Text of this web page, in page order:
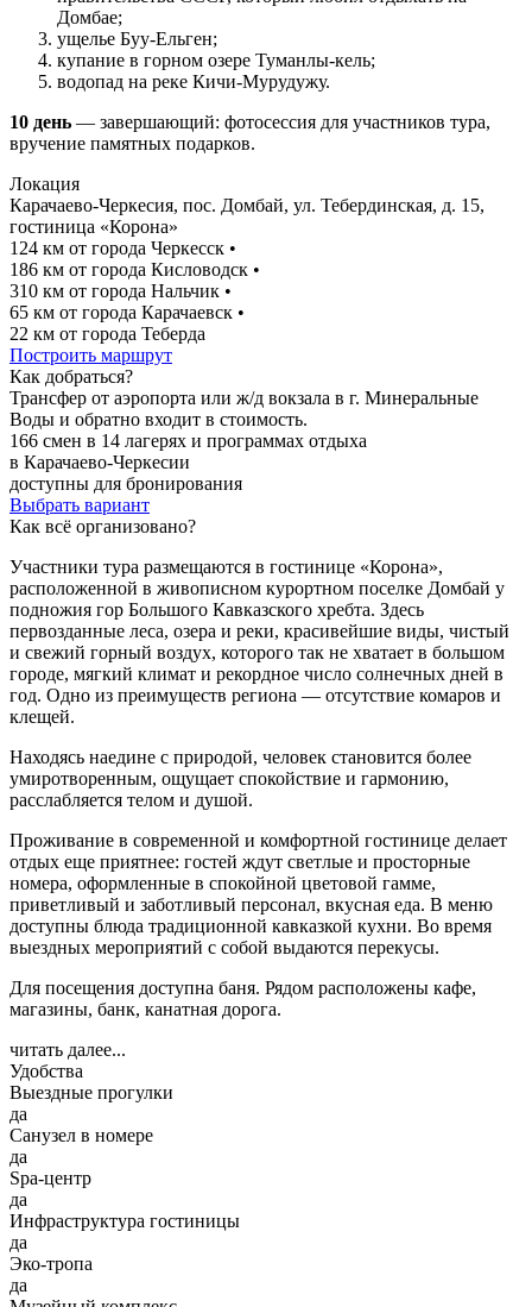
Домбае;
ущелье Буу-Ельген;
купание в горном озере Туманлы-кель;
водопад на реке Кичи-Мурудужу.
10 день — завершающий: фотосессия для участников тура,
вручение памятных подарков.
Локация
Карачаево-Черкесия, пос. Домбай, ул. Тебердинская, д. 15,
гостиница «Корона»
124 км от города Черкесск •
186 км от города Кисловодск •
310 км от города Нальчик •
65 км от города Карачаевск •
22 км от города Теберда
Построить маршрут
Как добраться?
Трансфер от аэропорта или ж/д вокзала в г. Минеральные
Воды и обратно входит в стоимость.
166 смен в 14 лагерях и программах отдыха
в Карачаево-Черкесии
доступны для бронирования
Выбрать вариант
Как всё организовано?
Участники тура размещаются в гостинице «Корона»,
расположенной в живописном курортном поселке Домбай у
подножия гор Большого Кавказского хребта. Здесь
первозданные леса, озера и реки, красивейшие виды, чистый
и свежий горный воздух, которого так не хватает в большом
городе, мягкий климат и рекордное число солнечных дней в
год. Одно из преимуществ региона — отсутствие комаров и
клещей.
Находясь наедине с природой, человек становится более
умиротворенным, ощущает спокойствие и гармонию,
расслабляется телом и душой.
Проживание в современной и комфортной гостинице делает
отдых еще приятнее: гостей ждут светлые и просторные
номера, оформленные в спокойной цветовой гамме,
приветливый и заботливый персонал, вкусная еда. В меню
доступны блюда традиционной кавказкой кухни. Во время
выездных мероприятий с собой выдаются перекусы.
Для посещения доступна баня. Рядом расположены кафе,
магазины, банк, канатная дорога.
читать далее...
Удобства
Выездные прогулки
да
Санузел в номере
да
Spa-центр
да
Инфраструктура гостиницы
да
Эко-тропа
да